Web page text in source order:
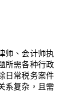
师、会计师执
所需各种行政
日常税务案件
系复杂，且需